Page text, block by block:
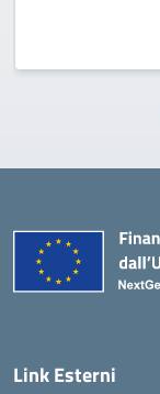
Link Esterni